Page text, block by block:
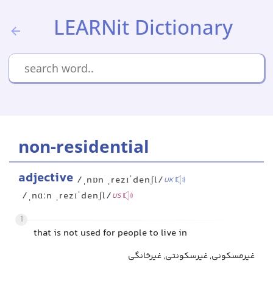
LEARNit Dictionary
non-residential
adjective /ˌnɒn ˌrezɪˈdenʃl/UK
/ˌnɑːn ˌrezɪˈdenʃl/US
1
that is not used for people to live in
غیرمسکونی, غیرسکونتی, غیرخانگی